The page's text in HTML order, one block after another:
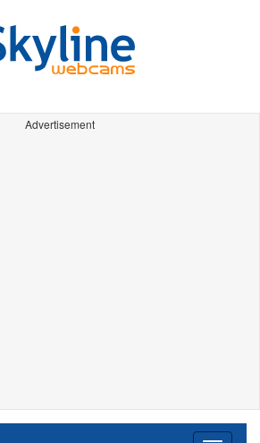
Advertisement